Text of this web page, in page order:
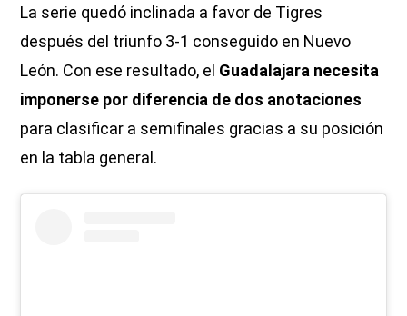
La serie quedó inclinada a favor de Tigres
después del triunfo 3-1 conseguido en Nuevo
León. Con ese resultado, el Guadalajara necesita
imponerse por diferencia de dos anotaciones
para clasificar a semifinales gracias a su posición
en la tabla general.